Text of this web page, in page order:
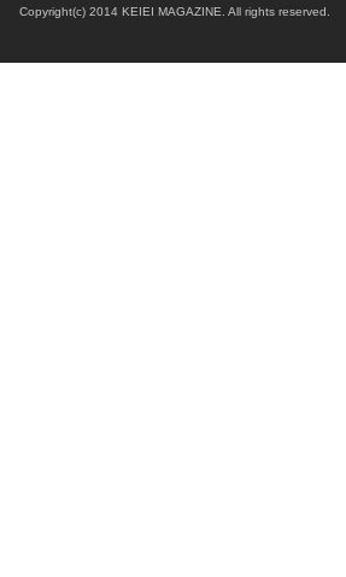
Copyright(c) 2014 KEIEI MAGAZINE. All rights reserved.